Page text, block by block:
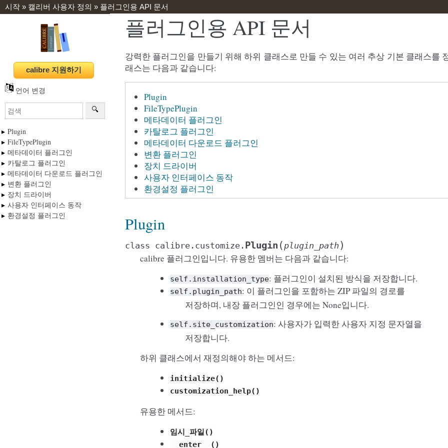
시작 » 캘리버 사용자 정의 » 플러그인용 API 문서
언어 변경
Plugin
FileTypePlugin
메타데이터 플러그인
카탈로그 플러그인
메타데이터 다운로드 플러그인
변환 플러그인
장치 드라이버
사용자 인터페이스 동작
환경설정 플러그인
플러그인용 API 문서
강력한 플러그인을 만들기 위해 하위 클래스로 만들 수 있는 여러 추상 기본 클래스를
래스는 다음과 같습니다:
Plugin
FileTypePlugin
메타데이터 플러그인
카탈로그 플러그인
메타데이터 다운로드 플러그인
변환 플러그인
장치 드라이버
사용자 인터페이스 동작
환경설정 플러그인
Plugin
class calibre.customize. Plugin ( plugin_path )
calibre 플러그인입니다. 유용한 멤버는 다음과 같습니다:
self.installation_type: 플러그인이 설치된 방식을 저장합니다.
self.plugin_path: 이 플러그인을 포함하는 ZIP 파일의 경로를
저장하며, 내장 플러그인인 경우에는 None입니다.
self.site_customization: 사용자가 입력한 사용자 지정 문자열을
저장합니다.
하위 클래스에서 재정의해야 하는 메서드:
initialize()
customization_help()
유용한 메서드:
임시_파일()
__enter__()